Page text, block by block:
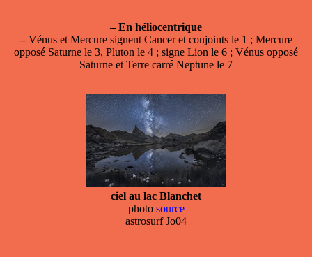
– En héliocentrique
–Vénus et Mercure signent Cancer et conjoints le 1 ; Mercure
opposé Saturne le 3, Pluton le 4 ; signe Lion le 6 ; Vénus opposé
Saturne et Terre carré Neptune le 7
ciel au lac Blanchet
photo source
astrosurf Jo04